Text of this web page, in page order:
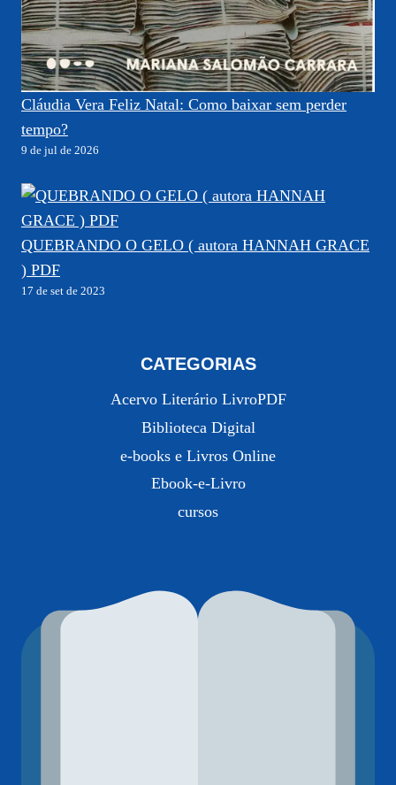
Cláudia Vera Feliz Natal: Como baixar sem perder
tempo?
9 de jul de 2026
QUEBRANDO O GELO ( autora HANNAH GRACE
) PDF
17 de set de 2023
CATEGORIAS
Acervo Literário LivroPDF
Biblioteca Digital
e-books e Livros Online
Ebook-e-Livro
cursos